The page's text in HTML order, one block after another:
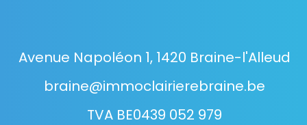
Avenue Napoléon 1, 1420 Braine-l'Alleud
braine@immoclairierebraine.be
TVA BE0439 052 979